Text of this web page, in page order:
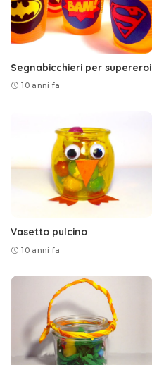
Segnabicchieri per supereroi
10 anni fa
Vasetto pulcino
10 anni fa